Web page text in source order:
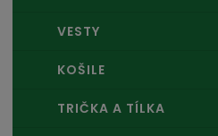
VESTY
KOŠILE
TRIČKA A TÍLKA